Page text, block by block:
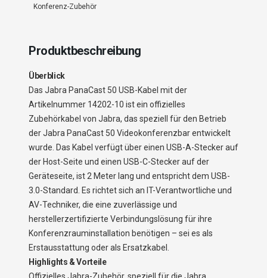
Konferenz-Zubehör
Produktbeschreibung
Überblick
Das Jabra PanaCast 50 USB-Kabel mit der
Artikelnummer 14202-10 ist ein offizielles
Zubehörkabel von Jabra, das speziell für den Betrieb
der Jabra PanaCast 50 Videokonferenzbar entwickelt
wurde. Das Kabel verfügt über einen USB-A-Stecker auf
der Host-Seite und einen USB-C-Stecker auf der
Geräteseite, ist 2 Meter lang und entspricht dem USB-
3.0-Standard. Es richtet sich an IT-Verantwortliche und
AV-Techniker, die eine zuverlässige und
herstellerzertifizierte Verbindungslösung für ihre
Konferenzrauminstallation benötigen – sei es als
Erstausstattung oder als Ersatzkabel.
Highlights & Vorteile